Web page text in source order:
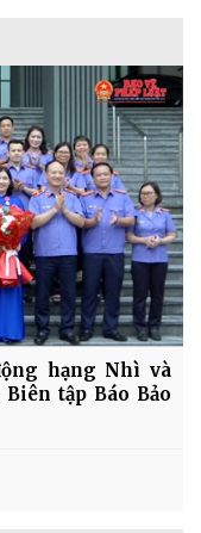
hạng Nhì và
tập Báo Bảo